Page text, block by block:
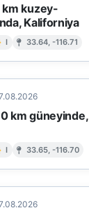
km kuzey-
Kaliforniya
I 33.64, -116.71
km güneyinde,
I 33.65, -116.70